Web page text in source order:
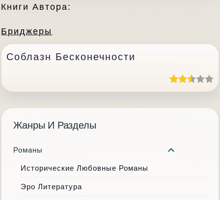
Книги Автора:
Бриджеры
Соблазн Бесконечности
Жанры И Разделы
Романы
Исторические Любовные Романы
Эро Литература